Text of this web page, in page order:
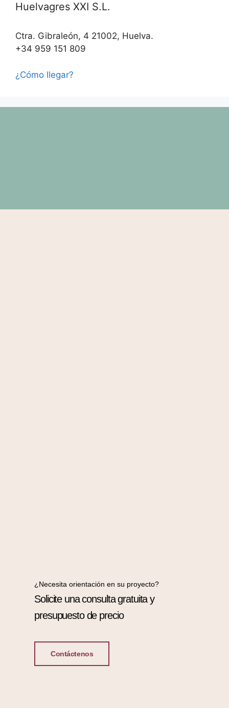
Huelvagres XXI S.L.
Ctra. Gibraleón, 4 21002, Huelva.
+34 959 151 809
¿Cómo llegar?
¿Necesita orientación en su proyecto?
Solicite una consulta gratuita y
presupuesto de precio
Contáctenos